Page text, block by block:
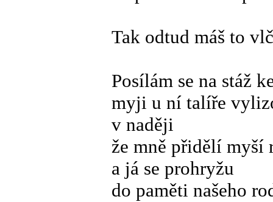
Tak odtud máš to
Posílám se na stáž
myji u ní talíře
v naději
že mně přidělí myší
a já se prohryžu
do paměti našeho